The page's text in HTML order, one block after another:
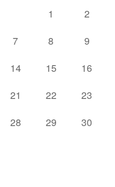
1
2
7 8
9
14 15
16
21 22
23
28 29
30